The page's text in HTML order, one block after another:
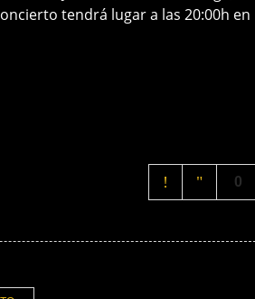
tendrá lugar a las 20:00h en
0